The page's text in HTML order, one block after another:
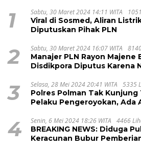
1 Sabtu, 30 Maret 2024 14:11 WITA
Viral di Sosmed, Aliran
Diputuskan Pihak PLN
2 Sabtu, 30 Maret 2024 16:07 WITA
Manajer PLN Rayon
Disdikpora Diputus Karena
3 Selasa, 28 Mei 2024 20:41 WITA 5335
Polres Polman Tak
Pelaku Pengeroyokan, Ada
4 Senin, 6 Mei 2024 18:26 WITA 4466
BREAKING NEWS: Diduga Puluhan Baduta
Keracunan Bubur